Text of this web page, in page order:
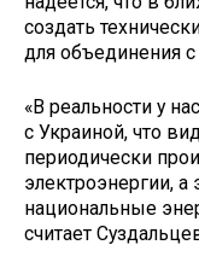
создать
для объединения
«В реальности у
с Украиной, что
периодически
электроэнергии, а
национальные
считает